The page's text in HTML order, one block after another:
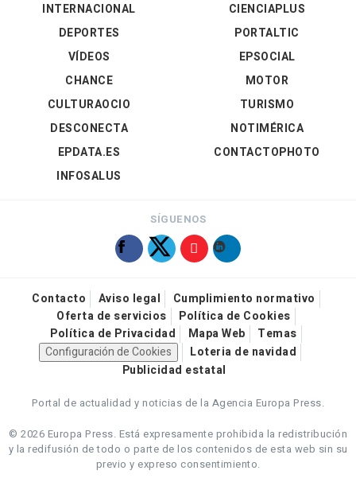
INTERNACIONAL
DEPORTES
VÍDEOS
CIENCIAPLUS
PORTALTIC
EPSOCIAL
CHANCE
CULTURAOCIO
DESCONECTA
EPDATA.ES
INFOSALUS
MOTOR
TURISMO
NOTIMÉRICA
CONTACTOPHOTO
SÍGUENOS
Contacto Aviso legal
Cumplimiento normativo
Oferta de servicios
Política de Cookies
Política de Privacidad
Mapa Web
Temas
Configuración de Cookies
Loteria de navidad
Publicidad estatal
Portal de actualidad y noticias de la Agencia Europa Press.
© 2026 Europa Press. Está expresamente prohibida la redistribución
y la redifusión de todo o parte de los contenidos de esta web sin su
previo y expreso consentimiento.